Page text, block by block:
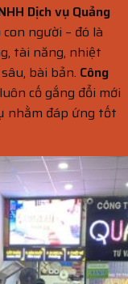
Dịch vụ Quảng
người – đó là
tài năng, nhiệt
bài bản. Công
luôn cố gắng đổi mới
nhằm đáp ứng tốt